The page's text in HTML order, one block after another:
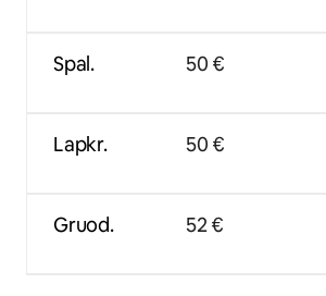
Spal.
Lapkr.
Gruod.
50 €
50 €
52 €